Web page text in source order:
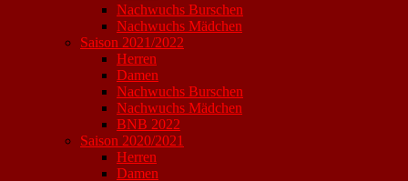
Nachwuchs Burschen
Nachwuchs Mädchen
Saison 2021/2022
Herren
Damen
Nachwuchs Burschen
Nachwuchs Mädchen
BNB 2022
Saison 2020/2021
Herren
Damen